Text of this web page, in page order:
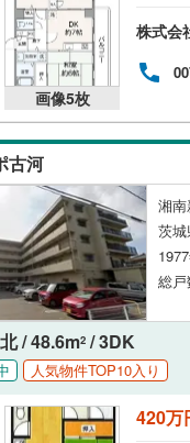
画像5枚
株式会
古河
湘
茨
総
/ 48.6m2 / 3DK
人気物件TOP10入り
420万